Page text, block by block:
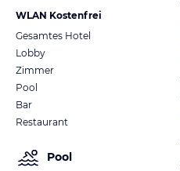
WLAN Kostenfrei
Gesamtes Hotel
Lobby
Zimmer
Pool
Bar
Restaurant
Pool